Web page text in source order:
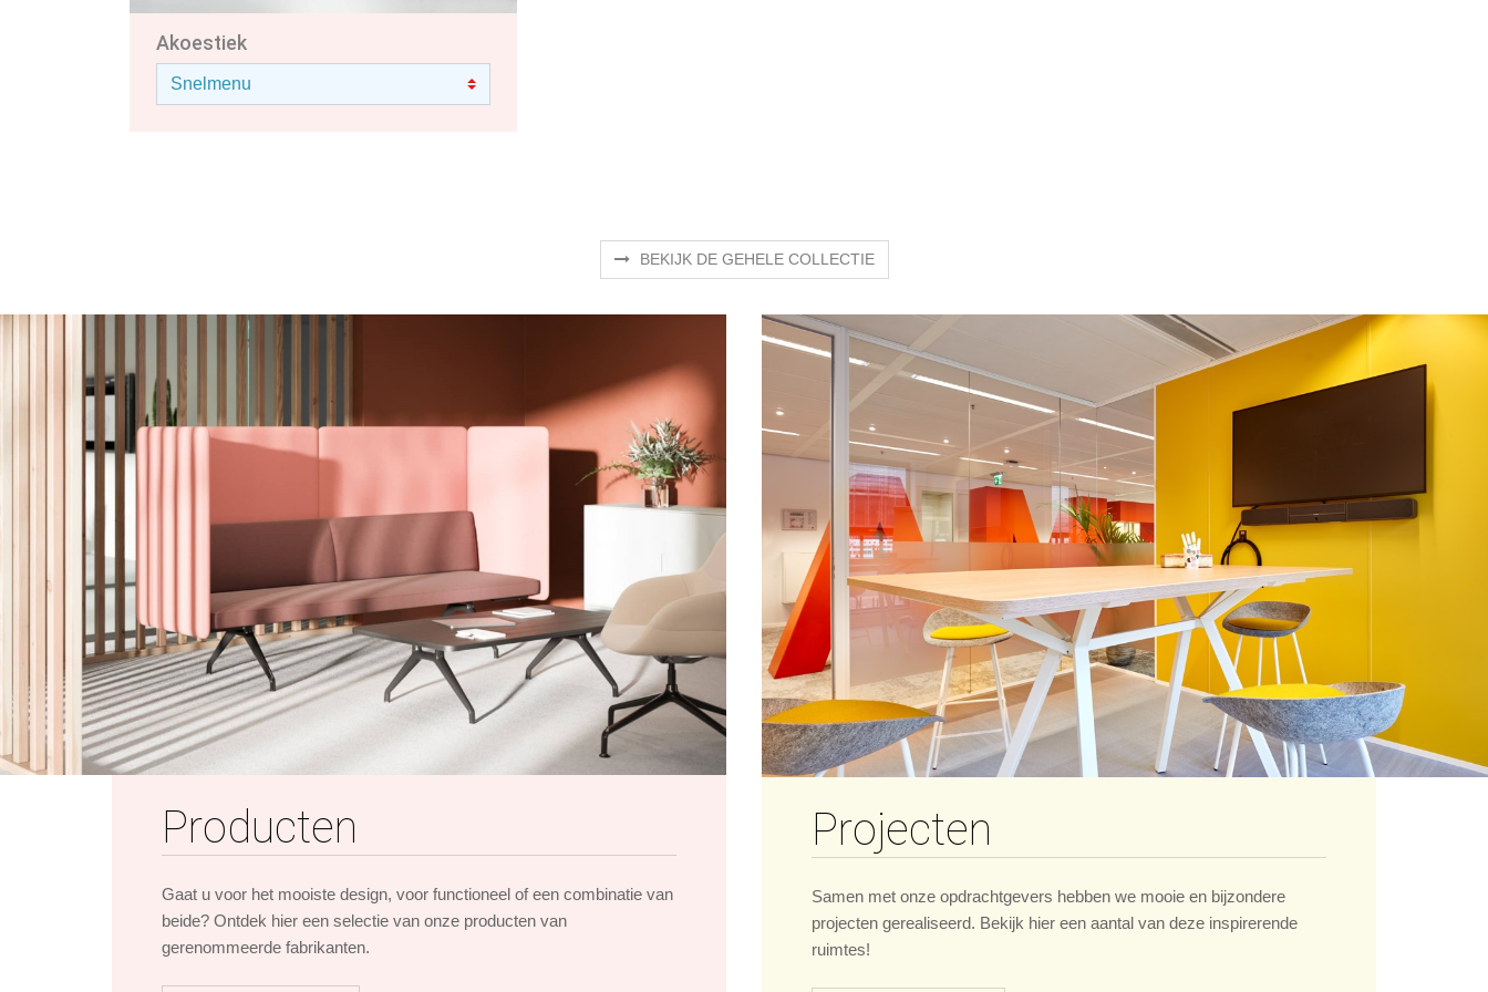
Akoestiek
BEKIJK DE GEHELE COLLECTIE
Producten
Gaat u voor het mooiste design, voor functioneel of een combinatie van
beide? Ontdek hier een selectie van onze producten van
gerenommeerde fabrikanten.
Projecten
Samen met onze opdrachtgevers hebben we mooie en bijzondere
projecten gerealiseerd. Bekijk hier een aantal van deze inspirerende
ruimtes!